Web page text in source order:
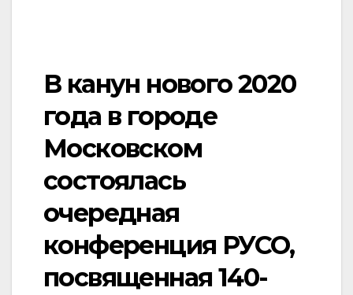
В канун нового 2020
года в городе
Московском
состоялась
очередная
конференция РУСО,
посвященная 140-